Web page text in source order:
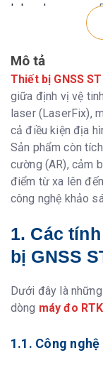
L-band
Độ chính xác
Code Differential
Tĩnh
RTK
Net-RTK
Bù nghiêng IMU
Góc nghiêng
Loại
Phạm vi
Độ chính xác đo
K/C
Mô tả
Thiết bị GNSS
giữa định vị vệ
laser (LaserFix),
cả điều kiện địa
Sản phẩm còn
cường (AR), cảm
điểm từ xa lên
công nghệ khảo
1. Các
bị GNSS
Dưới đây là
dòng máy đo RTK
1.1. Công